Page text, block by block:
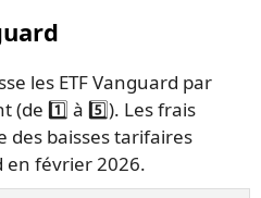
les ETF Vanguard par
(de 1️⃣ à 5️⃣). Les frais
des baisses tarifaires
en février 2026.